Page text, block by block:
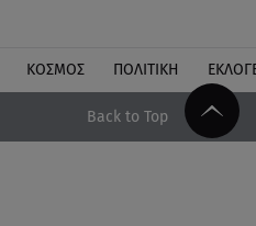
ΚΟΣΜΟΣ ΠΟΛΙΤΙΚΗ
Back to Top